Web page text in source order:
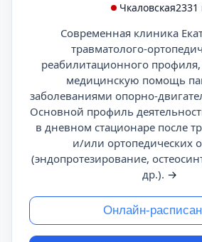
Чкаловская2331
Современная клиника
травматолого-
реабилитационного
медицинскую помощь
заболеваниями опорно-
Основной профиль
в дневном стационаре после
и/или ортопедических
(эндопротезирование,
др.). →
Онлайн-